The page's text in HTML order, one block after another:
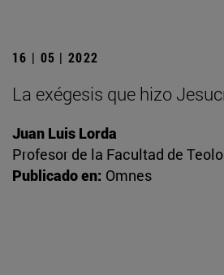
16 | 05 | 2022
La exégesis que hizo
Juan Luis Lorda
Profesor de la Facultad de
Publicado en: Omnes